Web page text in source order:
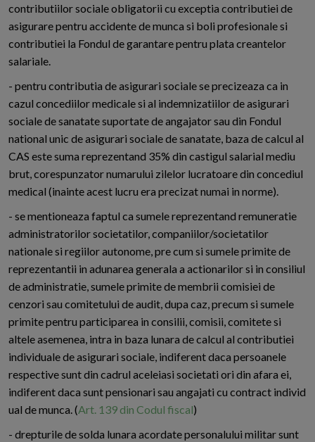
contributiilor sociale obligatorii cu exceptia contributiei de
asigurare pentru accidente de munca si boli profesionale si
contributiei la Fondul de garantare pentru plata creantelor
salariale.
- pentru contributia de asigurari sociale se precizeaza ca in
cazul concediilor medicale si al indemnizatiilor de asigurari
sociale de sanatate suportate de angajator sau din Fondul
national unic de asigurari sociale de sanatate, baza de calcul al
CAS este suma reprezentand 35% din castigul salarial mediu
brut, corespunzator numarului zilelor lucratoare din concediul
medical (inainte acest lucru era precizat numai in norme).
- se mentioneaza faptul ca sumele reprezentand remuneratie
administratorilor societatilor, companiilor/societatilor
nationale si regiilor autonome, pre cum si sumele primite de
reprezentantii in adunarea generala a actionarilor si in consiliul
de administratie, sumele primite de membrii comisiei de
cenzori sau comitetului de audit, dupa caz, precum si sumele
primite pentru participarea in consilii, comisii, comitete si
altele asemenea, intra in baza lunara de calcul al contributiei
individuale de asigurari sociale, indiferent daca persoanele
respective sunt din cadrul aceleiasi societati ori din afara ei,
indiferent daca sunt pensionari sau angajati cu contract individ
ual de munca. (Art. 139 din Codul fiscal)
- drepturile de solda lunara acordate personalului militar sunt